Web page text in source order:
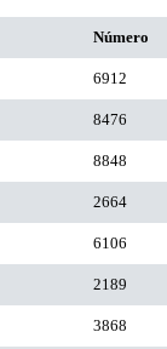
Número
6912
8476
8848
2664
6106
2189
3868